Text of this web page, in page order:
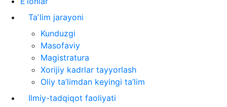
Taʼlim jarayoni
Kunduzgi
Masofaviy
Magistratura
Xorijiy kadrlar tayyorlash
Oliy ta’limdan keyingi ta’lim
Ilmiy-tadqiqot faoliyati